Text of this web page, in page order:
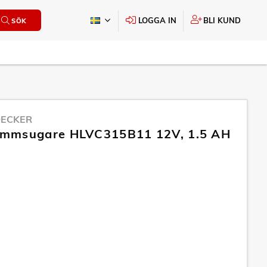
SÖK LOGGA IN BLI KUND
HLVC315B11 12V, 1.5 AH